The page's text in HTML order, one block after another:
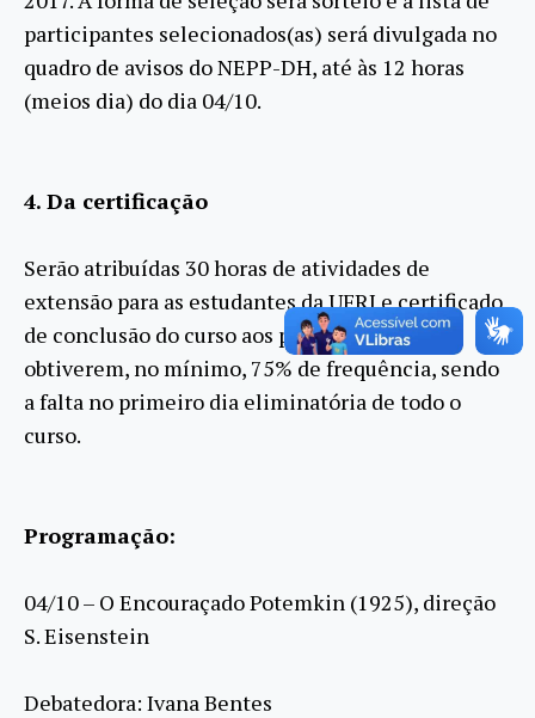
participantes selecionados(as) será divulgada no
quadro de avisos do NEPP-DH, até às 12 horas
(meios dia) do dia 04/10.
4. Da certificação
Serão atribuídas 30 horas de atividades de
extensão para as estudantes da UFRJ e certificado
de conclusão do curso aos participantes que
obtiverem, no mínimo, 75% de frequência, sendo
a falta no primeiro dia eliminatória de todo o
curso.
Programação:
04/10 – O Encouraçado Potemkin (1925), direção
S. Eisenstein
Debatedora: Ivana Bentes